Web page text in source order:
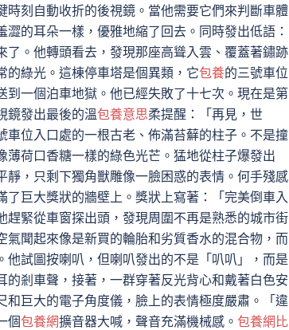
刻自動收折的後視鏡。當他需要它們來判斷車體
的耳朵一樣，優雅地縮了回去。同時發出低語：
了。他轉頭看去，發現那座高聳入雲、覆蓋著鏽跡
的綠光。這棟停車塔是個異類，它包養的三號車位
一個泊車地獄。他已經失敗了十七次。現在是第
鏡發出最後的溫包養意思柔提醒：「再見，世
位入口處的一根古老、佈滿苔蘚的柱子。不是撞
荷口香糖一樣的綠色光芒。猛地從柱子爆發出
，只剩下獨角獸雕像一臉困惑的表情。何手殘感
巨大獎狀的牆壁上。獎狀上寫著：「完美倒車入
緊從車窗探出頭，發現周圍不再是熟悉的城市街
聞起來像是新買的輪胎和劣質香水的混合物，而
試圖按喇叭，但喇叭發出的不是「叭叭」，而是
剎車聲，接著，一群穿著反光背心和戴著白色安
巨大的電子角度儀，臉上的表情極度嚴肅。「違
個包養網擴音器大喊，聲音充滿機械感。 包養網比